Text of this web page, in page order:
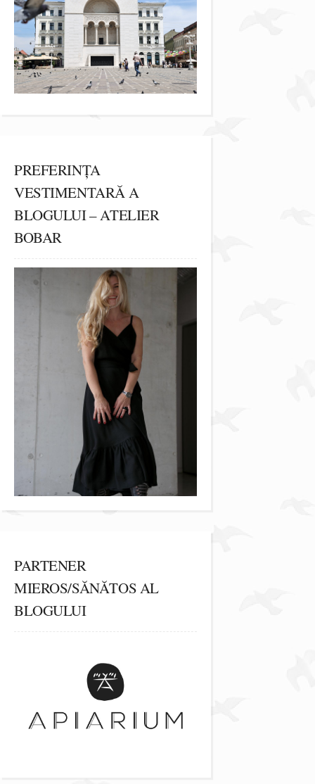
PREFERINȚA
VESTIMENTARĂ A
BLOGULUI – ATELIER
BOBAR
PARTENER
MIEROS/SĂNĂTOS AL
BLOGULUI